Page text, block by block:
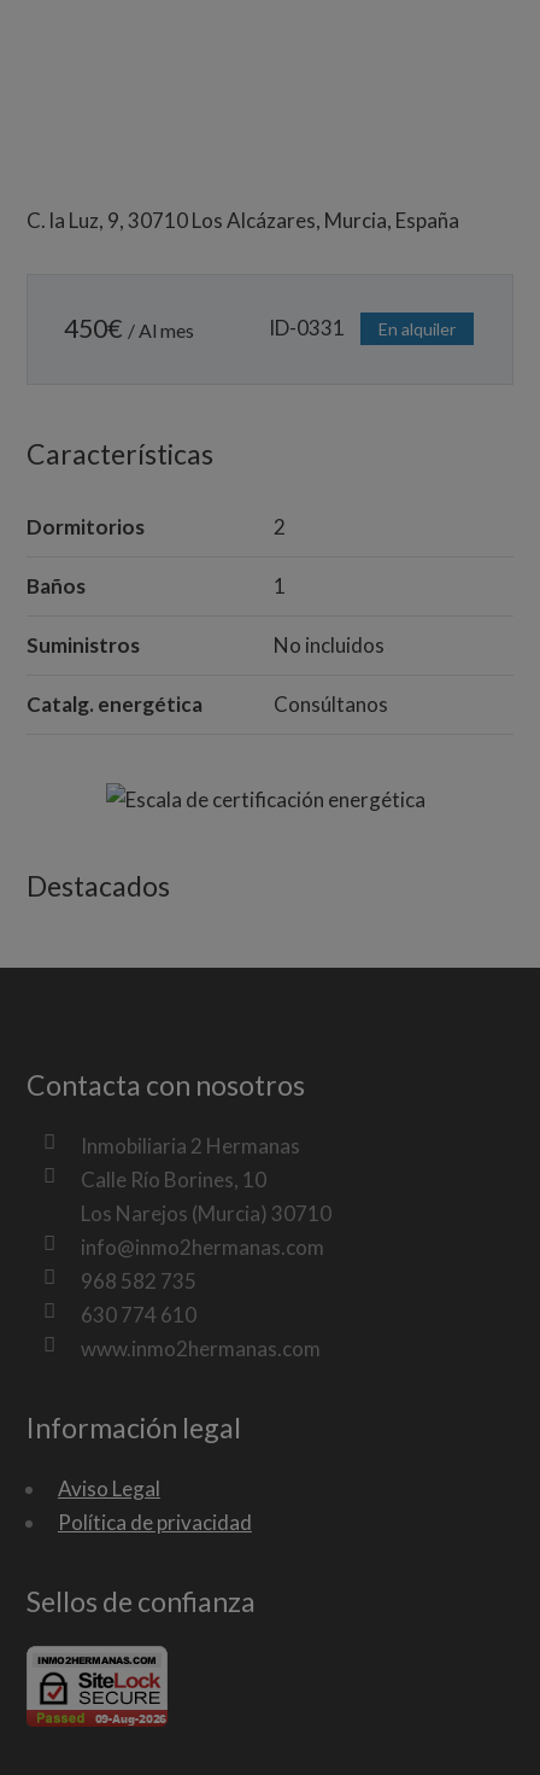
C. la Luz, 9, 30710 Los Alcázares, Murcia, España
450€ / Al mes ID-0331 En alquiler
Características
Dormitorios 2
Baños 1
Suministros No incluidos
Catalg. energética Consúltanos
Destacados
Contacta con nosotros
Inmobiliaria 2 Hermanas
Calle Río Borines, 10
Los Narejos (Murcia) 30710
info@inmo2hermanas.com
968 582 735
630 774 610
www.inmo2hermanas.com
Información legal
Aviso Legal
Política de privacidad
Sellos de confianza